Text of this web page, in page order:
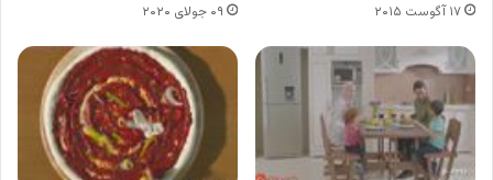
۱۷ آگوست ۲۰۱۵ ۰۹ جولای ۲۰۲۰